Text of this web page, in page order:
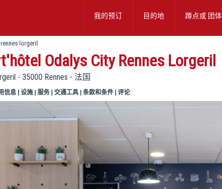
蹲点或 团体
目的地
我的预订
lorgeril
Odalys City Rennes Lorgeril
- 35000 Rennes - 法国
信息 设施 服务 交通工具 条款和条件 评论